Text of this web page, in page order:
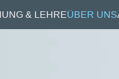
& LEHREÜBER UNS